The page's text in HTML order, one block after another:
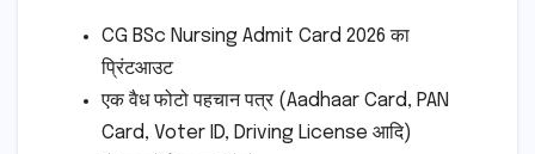
CG BSc Nursing Admit Card 2026 का
प्रिंटआउट
एक वैध फोटो पहचान पत्र (Aadhaar Card, PAN
Card, Voter ID, Driving License आदि)